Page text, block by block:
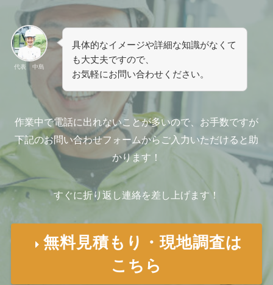
代表 中島
具体的なイメージや詳細な知識がなくて
も大丈夫ですので、
お気軽にお問い合わせください。
作業中で電話に出れないことが多いので、お手数ですが
下記のお問い合わせフォームからご入力いただけると助
かります！
すぐに折り返し連絡を差し上げます！
無料見積もり・現地調査は
こちら